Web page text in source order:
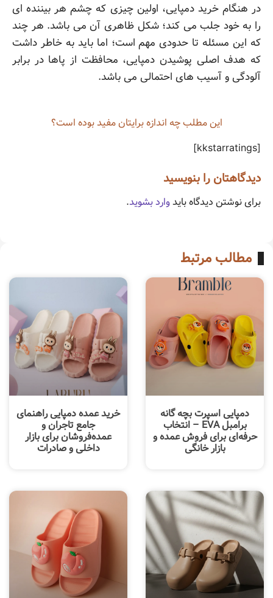
در هنگام خرید دمپایی، اولین چیزی که چشم هر بیننده ای
را به خود جلب می کند؛ شکل ظاهری آن می باشد. هر چند
که این مسئله تا حدودی مهم است؛ اما باید به خاطر داشت
که هدف اصلی پوشیدن دمپایی، محافظت از پاها در برابر
آلودگی و آسیب های احتمالی می باشد.
این مطلب چه‌ اندازه برایتان مفید بوده است؟
[kkstarratings]
دیدگاهتان را بنویسید
برای نوشتن دیدگاه بایدوارد بشوید.
مطالب مرتبط
دمپایی اسپرت بچه گانه
برامبل EVA – انتخاب
حرفه‌ای برای فروش عمده و
بازار خانگی
خرید عمده دمپایی راهنمای
جامع تاجران و
عمده‌فروشان برای بازار
داخلی و صادرات